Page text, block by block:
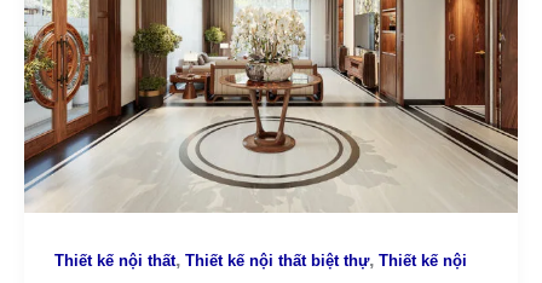
Thiết kế nội thất, Thiết kế nội thất biệt thự, Thiết kế nội